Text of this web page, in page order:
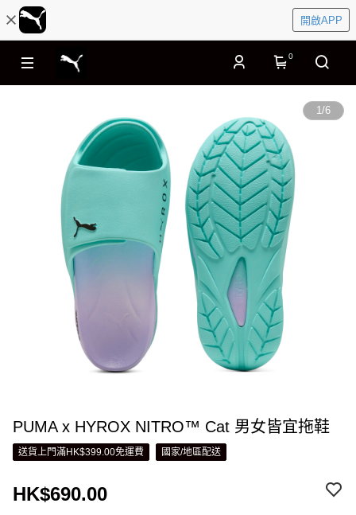
開啟APP
0
1/6
PUMA x HYROX NITRO™ Cat 男女皆宜拖鞋
送貨上門滿HK$399.00免運費 國家/地區配送
HK$690.00